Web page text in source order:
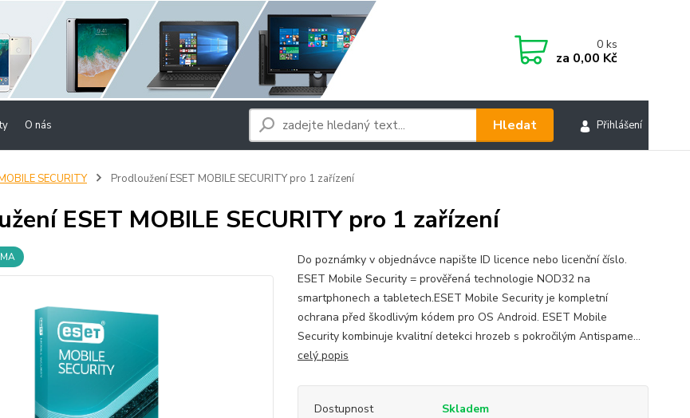
O nás Přihlášení
Hledat
0ks
za 0,00 Kč
SECURITY Prodloužení ESET MOBILE SECURITY pro 1 zařízení
ESET MOBILE SECURITY pro 1 zařízení
Do poznámky v objednávce napište ID licence nebo licenční číslo.
ESET Mobile Security = prověřená technologie NOD32 na
smartphonech a tabletech.ESET Mobile Security je kompletní
ochrana před škodlivým kódem pro OS Android. ESET Mobile
Security kombinuje kvalitní detekci hrozeb s pokročilým Antispame...
celý popis
Dostupnost
Skladem